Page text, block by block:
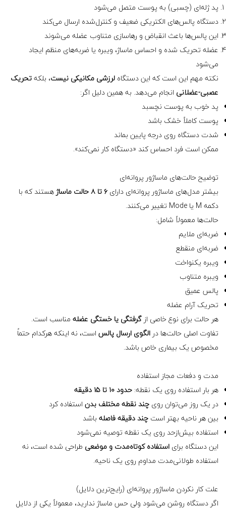
پد ژله‌ای (چسبی) به پوست متصل می‌شود
دستگاه پالس‌های الکتریکی ضعیف و کنترل‌شده ارسال می‌کند
این پالس‌ها باعث انقباض و رهاسازی متناوب عضله می‌شوند
عضله تحریک شده و احساس ماساژ، ویبره یا ضربه‌های منظم ایجاد
می‌شود
نکته مهم این است که این دستگاه لرزشی مکانیکی نیست، بلکهتحریک
عصبی-عضلانی انجام می‌دهد. به همین دلیل اگر:
پد خوب به پوست نچسبد
پوست کاملاً خشک باشد
شدت دستگاه روی درجه پایین بماند
ممکن است فرد احساس کند «دستگاه کار نمی‌کند».
توضیح حالت‌های ماساژور پروانه‌ای
بیشتر مدل‌های ماساژور پروانه‌ای دارای ۶ تا ۸ حالت ماساژ
هستند که با
دکمه M یا Mode تغییر می‌کنند.
حالت‌ها معمولاً شامل:
ضربه‌ای ملایم
ضربه‌ای منقطع
ویبره یکنواخت
ویبره متناوب
پالس عمیق
تحریک آرام عضله
هر حالت برای نوع خاصی از گرفتگی یا خستگی عضله مناسب است.
تفاوت اصلی حالت‌ها در الگوی ارسال پالس است، نه اینکه هرکدام حتماً
مخصوص یک بیماری خاص باشد.
مدت و دفعات مجاز استفاده
هر بار استفاده روی یک نقطه: حدود ۱۰ تا ۱۵ دقیقه
در یک روز می‌توان روی چند نقطه مختلف بدن استفاده کرد
بین هر ناحیه بهتر است چند دقیقه فاصله باشد
استفاده بیش‌ازحد روی یک نقطه توصیه نمی‌شود
این دستگاه برای استفاده کوتاه‌مدت و موضعی طراحی شده است، نه
استفاده طولانی‌مدت مداوم روی یک ناحیه.
علت کار نکردن ماساژور پروانه‌ای (رایج‌ترین دلایل)
اگر دستگاه روشن می‌شود ولی حس ماساژ ندارید، معمولاً یکی از دلایل